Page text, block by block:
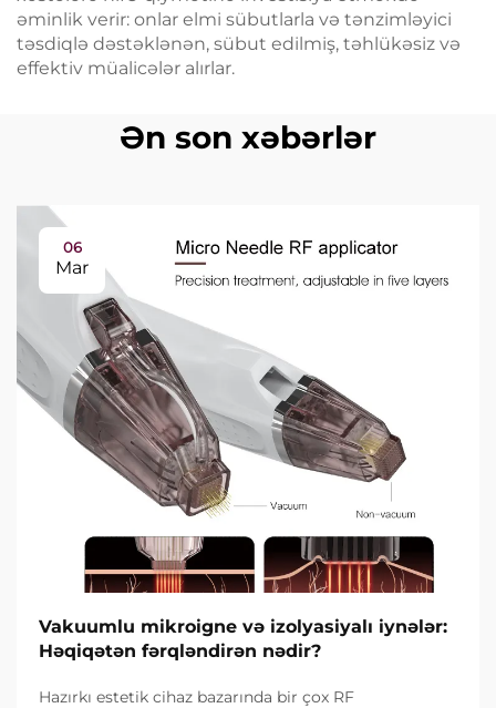
əminlik verir: onlar elmi sübutlarla və tənzimləyici
təsdiqlə dəstəklənən, sübut edilmiş, təhlükəsiz və
effektiv müalicələr alırlar.
Ən son xəbərlər
06
Mar
Vakuumlu mikroigne və izolyasiyalı iynələr:
Həqiqətən fərqləndirən nədir?
Hazırkı estetik cihaz bazarında bir çox RF